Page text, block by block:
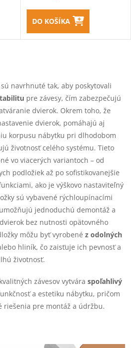
DO KOŠÍKA
sú navrhnuté tak, aby poskytovali
pre závesy, čím zabezpečujú
dvierok. Okrem toho, že
dvierok, pomáhajú aj
korpusu nábytku pri dlhodobom
životnosť celého systému. Tieto
vo viacerých variantoch – od
podložiek až po sofistikovanejšie
ako je výškovo nastaviteľný
sú vybavené rýchloupínacími
jednoduchú demontáž a
bez nutnosti opätovného
môžu byť vyrobené z odolných
hliník, čo zaisťuje ich pevnosť a
životnosť.
závesov vytvára spoľahlivý
a estetiku nábytku, pričom
riešenia pre montáž a údržbu.